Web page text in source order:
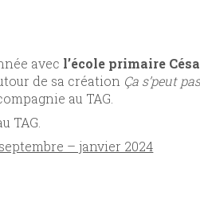
avec l’école primaire
de sa création Ça s’peut
au TAG.
TAG.
– janvier 2024